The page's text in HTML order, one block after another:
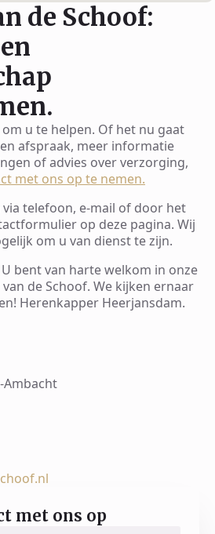
de Schoof:
u te helpen. Of het nu gaat
afspraak, meer informatie
of advies over verzorging,
met ons op te nemen.
telefoon, e-mail of door het
op deze pagina. Wij
om u van dienst te zijn.
U bent van harte welkom in onze
de Schoof. We kijken ernaar
Herenkapper Heerjansdam.
Ambacht
met ons op